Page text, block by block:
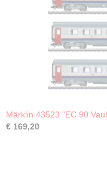
Märklin 43523 "EC 90
€ 169,20